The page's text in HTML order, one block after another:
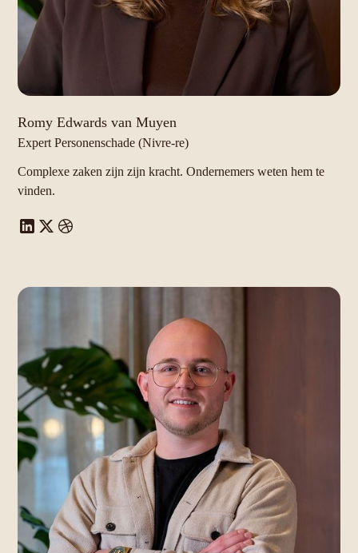
Romy Edwards van Muyen
Expert Personenschade (Nivre-re)
Complexe zaken zijn zijn kracht. Ondernemers weten hem te
vinden.